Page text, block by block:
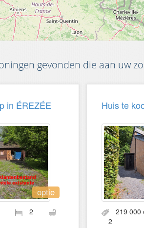
gevonden die aan uw
in ÉREZÉE
optie
2
Huis te
219
2